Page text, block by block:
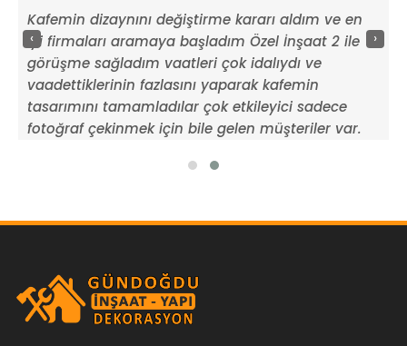
Kafemin dizaynını değiştirme kararı aldım ve en
iyi firmaları aramaya başladım Özel İnşaat 2 ile
görüşme sağladım vaatleri çok idalıydı ve
vaadettiklerinin fazlasını yaparak kafemin
tasarımını tamamladılar çok etkileyici sadece
fotoğraf çekinmek için bile gelen müşteriler var.
‹ ›